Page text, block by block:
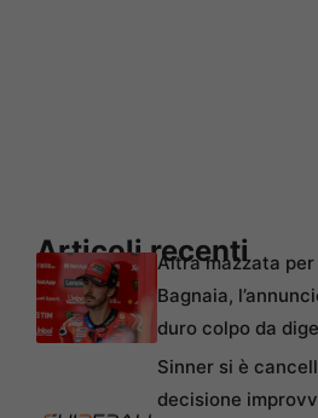
Articoli recenti
Altra mazzata per
Bagnaia,
duro colpo da
Sinner si è
decisione